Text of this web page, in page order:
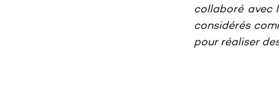
collaboré avec
considérés
pour réaliser